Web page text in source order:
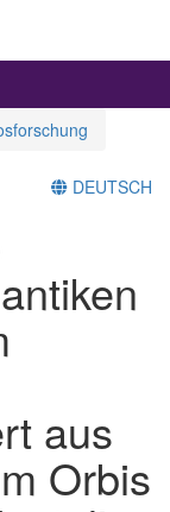
DEUTSCH
aus
Orbis